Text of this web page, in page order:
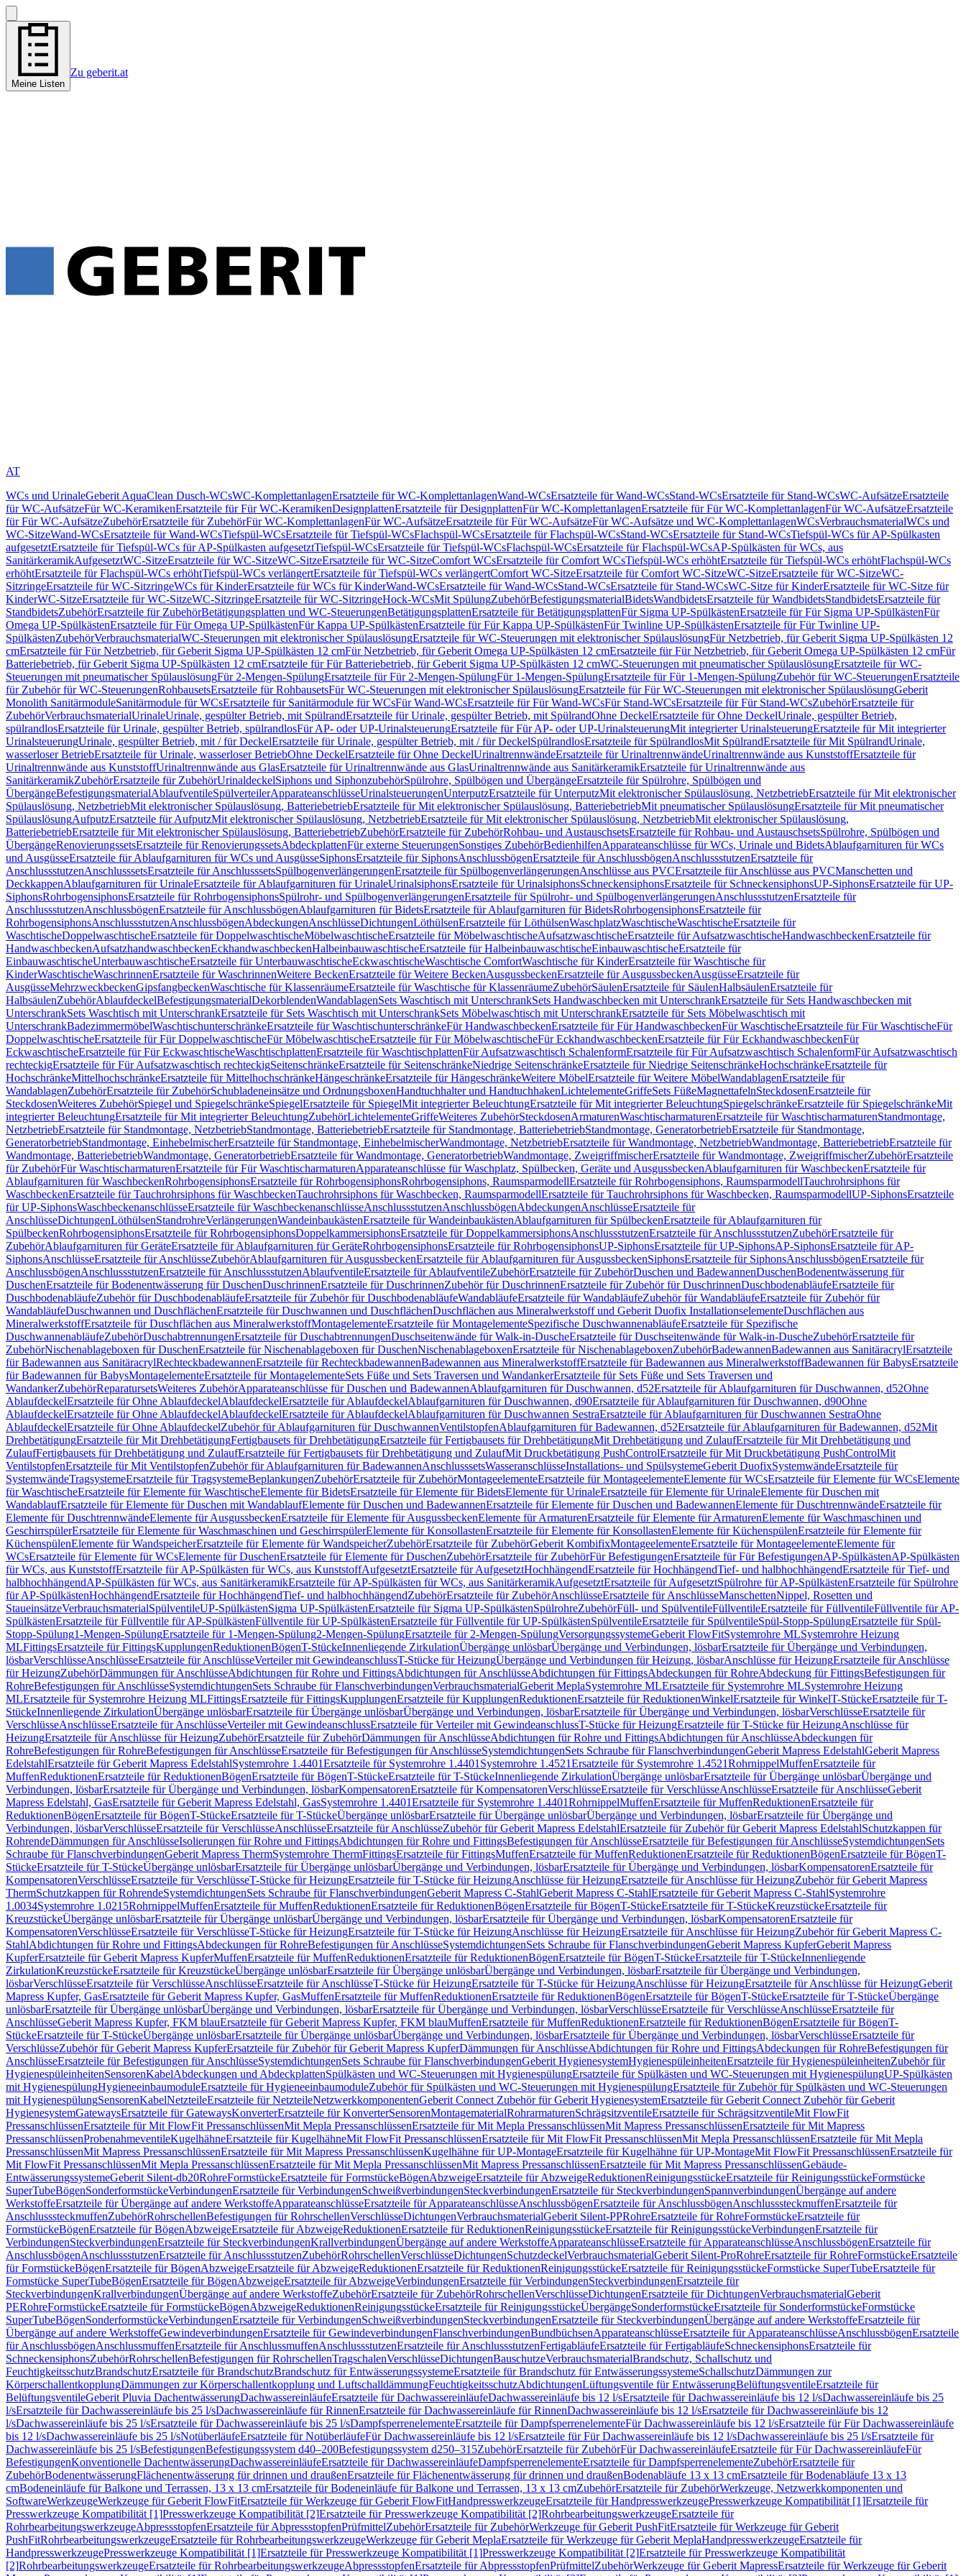
Meine Listen
Zu geberit.at
AT
WCs und UrinaleGeberit AquaClean Dusch-WCsWC-KomplettanlagenErsatzteile für WC-KomplettanlagenWand-WCsErsatzteile für Wand-WCsStand-WCsErsatzteile für Stand-WCsWC-AufsätzeErsatzteile
für WC-AufsätzeFür WC-KeramikenErsatzteile für Für WC-KeramikenDesignplattenErsatzteile für DesignplattenFür WC-KomplettanlagenErsatzteile für Für WC-KomplettanlagenFür WC-AufsätzeErsatzteile
für Für WC-AufsätzeZubehörErsatzteile für ZubehörFür WC-KomplettanlagenFür WC-AufsätzeErsatzteile für Für WC-AufsätzeFür WC-Aufsätze und WC-KomplettanlagenWCsVerbrauchsmaterialWCs und
WC-SitzeWand-WCsErsatzteile für Wand-WCsTiefspül-WCsErsatzteile für Tiefspül-WCsFlachspül-WCsErsatzteile für Flachspül-WCsStand-WCsErsatzteile für Stand-WCsTiefspül-WCs für AP-Spülkasten
aufgesetztErsatzteile für Tiefspül-WCs für AP-Spülkasten aufgesetztTiefspül-WCsErsatzteile für Tiefspül-WCsFlachspül-WCsErsatzteile für Flachspül-WCsAP-Spülkästen für WCs, aus
SanitärkeramikAufgesetztWC-SitzeErsatzteile für WC-SitzeWC-SitzeErsatzteile für WC-SitzeComfort WCsErsatzteile für Comfort WCsTiefspül-WCs erhöhtErsatzteile für Tiefspül-WCs erhöhtFlachspül-WCs
erhöhtErsatzteile für Flachspül-WCs erhöhtTiefspül-WCs verlängertErsatzteile für Tiefspül-WCs verlängertComfort WC-SitzeErsatzteile für Comfort WC-SitzeWC-SitzeErsatzteile für WC-SitzeWC-
SitzringeErsatzteile für WC-SitzringeWCs für KinderErsatzteile für WCs für KinderWand-WCsErsatzteile für Wand-WCsStand-WCsErsatzteile für Stand-WCsWC-Sitze für KinderErsatzteile für WC-Sitze für
KinderWC-SitzeErsatzteile für WC-SitzeWC-SitzringeErsatzteile für WC-SitzringeHock-WCsMit SpülungZubehörBefestigungsmaterialBidetsWandbidetsErsatzteile für WandbidetsStandbidetsErsatzteile für
StandbidetsZubehörErsatzteile für ZubehörBetätigungsplatten und WC-SteuerungenBetätigungsplattenErsatzteile für BetätigungsplattenFür Sigma UP-SpülkästenErsatzteile für Für Sigma UP-SpülkästenFür
Omega UP-SpülkästenErsatzteile für Für Omega UP-SpülkästenFür Kappa UP-SpülkästenErsatzteile für Für Kappa UP-SpülkästenFür Twinline UP-SpülkästenErsatzteile für Für Twinline UP-
SpülkästenZubehörVerbrauchsmaterialWC-Steuerungen mit elektronischer SpülauslösungErsatzteile für WC-Steuerungen mit elektronischer SpülauslösungFür Netzbetrieb, für Geberit Sigma UP-Spülkästen 12
cmErsatzteile für Für Netzbetrieb, für Geberit Sigma UP-Spülkästen 12 cmFür Netzbetrieb, für Geberit Omega UP-Spülkästen 12 cmErsatzteile für Für Netzbetrieb, für Geberit Omega UP-Spülkästen 12 cmFür
Batteriebetrieb, für Geberit Sigma UP-Spülkästen 12 cmErsatzteile für Für Batteriebetrieb, für Geberit Sigma UP-Spülkästen 12 cmWC-Steuerungen mit pneumatischer SpülauslösungErsatzteile für WC-
Steuerungen mit pneumatischer SpülauslösungFür 2-Mengen-SpülungErsatzteile für Für 2-Mengen-SpülungFür 1-Mengen-SpülungErsatzteile für Für 1-Mengen-SpülungZubehör für WC-SteuerungenErsatzteile
für Zubehör für WC-SteuerungenRohbausetsErsatzteile für RohbausetsFür WC-Steuerungen mit elektronischer SpülauslösungErsatzteile für Für WC-Steuerungen mit elektronischer SpülauslösungGeberit
Monolith SanitärmoduleSanitärmodule für WCsErsatzteile für Sanitärmodule für WCsFür Wand-WCsErsatzteile für Für Wand-WCsFür Stand-WCsErsatzteile für Für Stand-WCsZubehörErsatzteile für
ZubehörVerbrauchsmaterialUrinaleUrinale, gespülter Betrieb, mit SpülrandErsatzteile für Urinale, gespülter Betrieb, mit SpülrandOhne DeckelErsatzteile für Ohne DeckelUrinale, gespülter Betrieb,
spülrandlosErsatzteile für Urinale, gespülter Betrieb, spülrandlosFür AP- oder UP-UrinalsteuerungErsatzteile für Für AP- oder UP-UrinalsteuerungMit integrierter UrinalsteuerungErsatzteile für Mit integrierter
UrinalsteuerungUrinale, gespülter Betrieb, mit / für DeckelErsatzteile für Urinale, gespülter Betrieb, mit / für DeckelSpülrandlosErsatzteile für SpülrandlosMit SpülrandErsatzteile für Mit SpülrandUrinale,
wasserloser BetriebErsatzteile für Urinale, wasserloser BetriebOhne DeckelErsatzteile für Ohne DeckelUrinaltrennwändeErsatzteile für UrinaltrennwändeUrinaltrennwände aus KunststoffErsatzteile für
Urinaltrennwände aus KunststoffUrinaltrennwände aus GlasErsatzteile für Urinaltrennwände aus GlasUrinaltrennwände aus SanitärkeramikErsatzteile für Urinaltrennwände aus
SanitärkeramikZubehörErsatzteile für ZubehörUrinaldeckelSiphons und SiphonzubehörSpülrohre, Spülbögen und ÜbergängeErsatzteile für Spülrohre, Spülbögen und
ÜbergängeBefestigungsmaterialAblaufventileSpülverteilerApparateanschlüsseUrinalsteuerungenUnterputzErsatzteile für UnterputzMit elektronischer Spülauslösung, NetzbetriebErsatzteile für Mit elektronischer
Spülauslösung, NetzbetriebMit elektronischer Spülauslösung, BatteriebetriebErsatzteile für Mit elektronischer Spülauslösung, BatteriebetriebMit pneumatischer SpülauslösungErsatzteile für Mit pneumatischer
SpülauslösungAufputzErsatzteile für AufputzMit elektronischer Spülauslösung, NetzbetriebErsatzteile für Mit elektronischer Spülauslösung, NetzbetriebMit elektronischer Spülauslösung,
BatteriebetriebErsatzteile für Mit elektronischer Spülauslösung, BatteriebetriebZubehörErsatzteile für ZubehörRohbau- und AustauschsetsErsatzteile für Rohbau- und AustauschsetsSpülrohre, Spülbögen und
ÜbergängeRenovierungssetsErsatzteile für RenovierungssetsAbdeckplattenFür externe SteuerungenSonstiges ZubehörBedienhilfenApparateanschlüsse für WCs, Urinale und BidetsAblaufgarnituren für WCs
und AusgüsseErsatzteile für Ablaufgarnituren für WCs und AusgüsseSiphonsErsatzteile für SiphonsAnschlussbögenErsatzteile für AnschlussbögenAnschlussstutzenErsatzteile für
AnschlussstutzenAnschlusssetsErsatzteile für AnschlusssetsSpülbogenverlängerungenErsatzteile für SpülbogenverlängerungenAnschlüsse aus PVCErsatzteile für Anschlüsse aus PVCManschetten und
DeckkappenAblaufgarnituren für UrinaleErsatzteile für Ablaufgarnituren für UrinaleUrinalsiphonsErsatzteile für UrinalsiphonsSchneckensiphonsErsatzteile für SchneckensiphonsUP-SiphonsErsatzteile für UP-
SiphonsRohrbogensiphonsErsatzteile für RohrbogensiphonsSpülrohr- und SpülbogenverlängerungenErsatzteile für Spülrohr- und SpülbogenverlängerungenAnschlussstutzenErsatzteile für
AnschlussstutzenAnschlussbögenErsatzteile für AnschlussbögenAblaufgarnituren für BidetsErsatzteile für Ablaufgarnituren für BidetsRohrbogensiphonsErsatzteile für
RohrbogensiphonsAnschlussstutzenAnschlussbögenAbdeckungenAnschlüsseDichtungenLöthülsenErsatzteile für LöthülsenWaschplatzWaschtischeWaschtischeErsatzteile für
WaschtischeDoppelwaschtischeErsatzteile für DoppelwaschtischeMöbelwaschtischeErsatzteile für MöbelwaschtischeAufsatzwaschtischeErsatzteile für AufsatzwaschtischeHandwaschbeckenErsatzteile für
HandwaschbeckenAufsatzhandwaschbeckenEckhandwaschbeckenHalbeinbauwaschtischeErsatzteile für HalbeinbauwaschtischeEinbauwaschtischeErsatzteile für
EinbauwaschtischeUnterbauwaschtischeErsatzteile für UnterbauwaschtischeEckwaschtischeWaschtische ComfortWaschtische für KinderErsatzteile für Waschtische für
KinderWaschtischeWaschrinnenErsatzteile für WaschrinnenWeitere BeckenErsatzteile für Weitere BeckenAusgussbeckenErsatzteile für AusgussbeckenAusgüsseErsatzteile für
AusgüsseMehrzweckbeckenGipsfangbeckenWaschtische für KlassenräumeErsatzteile für Waschtische für KlassenräumeZubehörSäulenErsatzteile für SäulenHalbsäulenErsatzteile für
HalbsäulenZubehörAblaufdeckelBefestigungsmaterialDekorblendenWandablagenSets Waschtisch mit UnterschrankSets Handwaschbecken mit UnterschrankErsatzteile für Sets Handwaschbecken mit
UnterschrankSets Waschtisch mit UnterschrankErsatzteile für Sets Waschtisch mit UnterschrankSets Möbelwaschtisch mit UnterschrankErsatzteile für Sets Möbelwaschtisch mit
UnterschrankBadezimmermöbelWaschtischunterschränkeErsatzteile für WaschtischunterschränkeFür HandwaschbeckenErsatzteile für Für HandwaschbeckenFür WaschtischeErsatzteile für Für WaschtischeFür
DoppelwaschtischeErsatzteile für Für DoppelwaschtischeFür MöbelwaschtischeErsatzteile für Für MöbelwaschtischeFür EckhandwaschbeckenErsatzteile für Für EckhandwaschbeckenFür
EckwaschtischeErsatzteile für Für EckwaschtischeWaschtischplattenErsatzteile für WaschtischplattenFür Aufsatzwaschtisch SchalenformErsatzteile für Für Aufsatzwaschtisch SchalenformFür Aufsatzwaschtisch
rechteckigErsatzteile für Für Aufsatzwaschtisch rechteckigSeitenschränkeErsatzteile für SeitenschränkeNiedrige SeitenschränkeErsatzteile für Niedrige SeitenschränkeHochschränkeErsatzteile für
HochschränkeMittelhochschränkeErsatzteile für MittelhochschränkeHängeschränkeErsatzteile für HängeschränkeWeitere MöbelErsatzteile für Weitere MöbelWandablagenErsatzteile für
WandablagenZubehörErsatzteile für ZubehörSchubladeneinsätze und OrdnungsboxenHandtuchhalter und HandtuchhakenLichtelementeGriffeSets FüßeMagnettafelnSteckdosenErsatzteile für
SteckdosenWeiteres ZubehörSpiegel und SpiegelschränkeSpiegelErsatzteile für SpiegelMit integrierter BeleuchtungErsatzteile für Mit integrierter BeleuchtungSpiegelschränkeErsatzteile für SpiegelschränkeMit
integrierter BeleuchtungErsatzteile für Mit integrierter BeleuchtungZubehörLichtelementeGriffeWeiteres ZubehörSteckdosenArmaturenWaschtischarmaturenErsatzteile für WaschtischarmaturenStandmontage,
NetzbetriebErsatzteile für Standmontage, NetzbetriebStandmontage, BatteriebetriebErsatzteile für Standmontage, BatteriebetriebStandmontage, GeneratorbetriebErsatzteile für Standmontage,
GeneratorbetriebStandmontage, EinhebelmischerErsatzteile für Standmontage, EinhebelmischerWandmontage, NetzbetriebErsatzteile für Wandmontage, NetzbetriebWandmontage, BatteriebetriebErsatzteile für
Wandmontage, BatteriebetriebWandmontage, GeneratorbetriebErsatzteile für Wandmontage, GeneratorbetriebWandmontage, ZweigriffmischerErsatzteile für Wandmontage, ZweigriffmischerZubehörErsatzteile
für ZubehörFür WaschtischarmaturenErsatzteile für Für WaschtischarmaturenApparateanschlüsse für Waschplatz, Spülbecken, Geräte und AusgussbeckenAblaufgarnituren für WaschbeckenErsatzteile für
Ablaufgarnituren für WaschbeckenRohrbogensiphonsErsatzteile für RohrbogensiphonsRohrbogensiphons, RaumsparmodellErsatzteile für Rohrbogensiphons, RaumsparmodellTauchrohrsiphons für
WaschbeckenErsatzteile für Tauchrohrsiphons für WaschbeckenTauchrohrsiphons für Waschbecken, RaumsparmodellErsatzteile für Tauchrohrsiphons für Waschbecken, RaumsparmodellUP-SiphonsErsatzteile
für UP-SiphonsWaschbeckenanschlüsseErsatzteile für WaschbeckenanschlüsseAnschlussstutzenAnschlussbögenAbdeckungenAnschlüsseErsatzteile für
AnschlüsseDichtungenLöthülsenStandrohreVerlängerungenWandeinbaukästenErsatzteile für WandeinbaukästenAblaufgarnituren für SpülbeckenErsatzteile für Ablaufgarnituren für
SpülbeckenRohrbogensiphonsErsatzteile für RohrbogensiphonsDoppelkammersiphonsErsatzteile für DoppelkammersiphonsAnschlussstutzenErsatzteile für AnschlussstutzenZubehörErsatzteile für
ZubehörAblaufgarnituren für GeräteErsatzteile für Ablaufgarnituren für GeräteRohrbogensiphonsErsatzteile für RohrbogensiphonsUP-SiphonsErsatzteile für UP-SiphonsAP-SiphonsErsatzteile für AP-
SiphonsAnschlüsseErsatzteile für AnschlüsseZubehörAblaufgarnituren für AusgussbeckenErsatzteile für Ablaufgarnituren für AusgussbeckenSiphonsErsatzteile für SiphonsAnschlussbögenErsatzteile für
AnschlussbögenAnschlussstutzenErsatzteile für AnschlussstutzenAblaufventileErsatzteile für AblaufventileZubehörErsatzteile für ZubehörDuschen und BadewannenDuschenBodenentwässerung für
DuschenErsatzteile für Bodenentwässerung für DuschenDuschrinnenErsatzteile für DuschrinnenZubehör für DuschrinnenErsatzteile für Zubehör für DuschrinnenDuschbodenabläufeErsatzteile für
DuschbodenabläufeZubehör für DuschbodenabläufeErsatzteile für Zubehör für DuschbodenabläufeWandabläufeErsatzteile für WandabläufeZubehör für WandabläufeErsatzteile für Zubehör für
WandabläufeDuschwannen und DuschflächenErsatzteile für Duschwannen und DuschflächenDuschflächen aus Mineralwerkstoff und Geberit Duofix InstallationselementeDuschflächen aus
MineralwerkstoffErsatzteile für Duschflächen aus MineralwerkstoffMontagelementeErsatzteile für MontagelementeSpezifische DuschwannenabläufeErsatzteile für Spezifische
DuschwannenabläufeZubehörDuschabtrennungenErsatzteile für DuschabtrennungenDuschseitenwände für Walk-in-DuscheErsatzteile für Duschseitenwände für Walk-in-DuscheZubehörErsatzteile für
ZubehörNischenablageboxen für DuschenErsatzteile für Nischenablageboxen für DuschenNischenablageboxenErsatzteile für NischenablageboxenZubehörBadewannenBadewannen aus SanitäracrylErsatzteile
für Badewannen aus SanitäracrylRechteckbadewannenErsatzteile für RechteckbadewannenBadewannen aus MineralwerkstoffErsatzteile für Badewannen aus MineralwerkstoffBadewannen für BabysErsatzteile
für Badewannen für BabysMontagelementeErsatzteile für MontagelementeSets Füße und Sets Traversen und WandankerErsatzteile für Sets Füße und Sets Traversen und
WandankerZubehörReparatursetsWeiteres ZubehörApparateanschlüsse für Duschen und BadewannenAblaufgarnituren für Duschwannen, d52Ersatzteile für Ablaufgarnituren für Duschwannen, d52Ohne
AblaufdeckelErsatzteile für Ohne AblaufdeckelAblaufdeckelErsatzteile für AblaufdeckelAblaufgarnituren für Duschwannen, d90Ersatzteile für Ablaufgarnituren für Duschwannen, d90Ohne
AblaufdeckelErsatzteile für Ohne AblaufdeckelAblaufdeckelErsatzteile für AblaufdeckelAblaufgarnituren für Duschwannen SestraErsatzteile für Ablaufgarnituren für Duschwannen SestraOhne
AblaufdeckelErsatzteile für Ohne AblaufdeckelZubehör für Ablaufgarnituren für DuschwannenVentilstopfenAblaufgarnituren für Badewannen, d52Ersatzteile für Ablaufgarnituren für Badewannen, d52Mit
DrehbetätigungErsatzteile für Mit DrehbetätigungFertigbausets für DrehbetätigungErsatzteile für Fertigbausets für DrehbetätigungMit Drehbetätigung und ZulaufErsatzteile für Mit Drehbetätigung und
ZulaufFertigbausets für Drehbetätigung und ZulaufErsatzteile für Fertigbausets für Drehbetätigung und ZulaufMit Druckbetätigung PushControlErsatzteile für Mit Druckbetätigung PushControlMit
VentilstopfenErsatzteile für Mit VentilstopfenZubehör für Ablaufgarnituren für BadewannenAnschlusssetsWasseranschlüsseInstallations- und SpülsystemeGeberit DuofixSystemwändeErsatzteile für
SystemwändeTragsystemeErsatzteile für TragsystemeBeplankungenZubehörErsatzteile für ZubehörMontageelementeErsatzteile für MontageelementeElemente für WCsErsatzteile für Elemente für WCsElemente
für WaschtischeErsatzteile für Elemente für WaschtischeElemente für BidetsErsatzteile für Elemente für BidetsElemente für UrinaleErsatzteile für Elemente für UrinaleElemente für Duschen mit
WandablaufErsatzteile für Elemente für Duschen mit WandablaufElemente für Duschen und BadewannenErsatzteile für Elemente für Duschen und BadewannenElemente für DuschtrennwändeErsatzteile für
Elemente für DuschtrennwändeElemente für AusgussbeckenErsatzteile für Elemente für AusgussbeckenElemente für ArmaturenErsatzteile für Elemente für ArmaturenElemente für Waschmaschinen und
GeschirrspülerErsatzteile für Elemente für Waschmaschinen und GeschirrspülerElemente für KonsollastenErsatzteile für Elemente für KonsollastenElemente für KüchenspülenErsatzteile für Elemente für
KüchenspülenElemente für WandspeicherErsatzteile für Elemente für WandspeicherZubehörErsatzteile für ZubehörGeberit KombifixMontageelementeErsatzteile für MontageelementeElemente für
WCsErsatzteile für Elemente für WCsElemente für DuschenErsatzteile für Elemente für DuschenZubehörErsatzteile für ZubehörFür BefestigungenErsatzteile für Für BefestigungenAP-SpülkästenAP-Spülkästen
für WCs, aus KunststoffErsatzteile für AP-Spülkästen für WCs, aus KunststoffAufgesetztErsatzteile für AufgesetztHochhängendErsatzteile für HochhängendTief- und halbhochhängendErsatzteile für Tief- und
halbhochhängendAP-Spülkästen für WCs, aus SanitärkeramikErsatzteile für AP-Spülkästen für WCs, aus SanitärkeramikAufgesetztErsatzteile für AufgesetztSpülrohre für AP-SpülkästenErsatzteile für Spülrohre
für AP-SpülkästenHochhängendErsatzteile für HochhängendTief- und halbhochhängendZubehörErsatzteile für ZubehörAnschlüsseErsatzteile für AnschlüsseManschettenNippel, Rosetten und
StaueinsätzeVerbrauchsmaterialSpülventileUP-SpülkästenSigma UP-SpülkästenErsatzteile für Sigma UP-SpülkästenSpülrohreZubehörFüll- und SpülventileFüllventileErsatzteile für FüllventileFüllventile für AP-
SpülkästenErsatzteile für Füllventile für AP-SpülkästenFüllventile für UP-SpülkästenErsatzteile für Füllventile für UP-SpülkästenSpülventileErsatzteile für SpülventileSpül-Stopp-SpülungErsatzteile für Spül-
Stopp-Spülung1-Mengen-SpülungErsatzteile für 1-Mengen-Spülung2-Mengen-SpülungErsatzteile für 2-Mengen-SpülungVersorgungssystemeGeberit FlowFitSystemrohre MLSystemrohre Heizung
MLFittingsErsatzteile für FittingsKupplungenReduktionenBögenT-StückeInnenliegende ZirkulationÜbergänge unlösbarÜbergänge und Verbindungen, lösbarErsatzteile für Übergänge und Verbindungen,
lösbarVerschlüsseAnschlüsseErsatzteile für AnschlüsseVerteiler mit GewindeanschlussT-Stücke für HeizungÜbergänge und Verbindungen für Heizung, lösbarAnschlüsse für HeizungErsatzteile für Anschlüsse
für HeizungZubehörDämmungen für AnschlüsseAbdichtungen für Rohre und FittingsAbdichtungen für AnschlüsseAbdichtungen für FittingsAbdeckungen für RohreAbdeckung für FittingsBefestigungen für
RohreBefestigungen für AnschlüsseSystemdichtungenSets Schraube für FlanschverbindungenVerbrauchsmaterialGeberit MeplaSystemrohre MLErsatzteile für Systemrohre MLSystemrohre Heizung
MLErsatzteile für Systemrohre Heizung MLFittingsErsatzteile für FittingsKupplungenErsatzteile für KupplungenReduktionenErsatzteile für ReduktionenWinkelErsatzteile für WinkelT-StückeErsatzteile für T-
StückeInnenliegende ZirkulationÜbergänge unlösbarErsatzteile für Übergänge unlösbarÜbergänge und Verbindungen, lösbarErsatzteile für Übergänge und Verbindungen, lösbarVerschlüsseErsatzteile für
VerschlüsseAnschlüsseErsatzteile für AnschlüsseVerteiler mit GewindeanschlussErsatzteile für Verteiler mit GewindeanschlussT-Stücke für HeizungErsatzteile für T-Stücke für HeizungAnschlüsse für
HeizungErsatzteile für Anschlüsse für HeizungZubehörErsatzteile für ZubehörDämmungen für AnschlüsseAbdichtungen für Rohre und FittingsAbdichtungen für AnschlüsseAbdeckungen für
RohreBefestigungen für RohreBefestigungen für AnschlüsseErsatzteile für Befestigungen für AnschlüsseSystemdichtungenSets Schraube für FlanschverbindungenGeberit Mapress EdelstahlGeberit Mapress
EdelstahlErsatzteile für Geberit Mapress EdelstahlSystemrohre 1.4401Ersatzteile für Systemrohre 1.4401 Systemrohre 1.4521Ersatzteile für Systemrohre 1.4521RohrnippelMuffenErsatzteile für
MuffenReduktionenErsatzteile für ReduktionenBögenErsatzteile für BögenT-StückeErsatzteile für T-StückeInnenliegende ZirkulationÜbergänge unlösbarErsatzteile für Übergänge unlösbarÜbergänge und
Verbindungen, lösbarErsatzteile für Übergänge und Verbindungen, lösbarKompensatorenErsatzteile für KompensatorenVerschlüsseErsatzteile für VerschlüsseAnschlüsseErsatzteile für AnschlüsseGeberit
Mapress Edelstahl, GasErsatzteile für Geberit Mapress Edelstahl, GasSystemrohre 1.4401Ersatzteile für Systemrohre 1.4401RohrnippelMuffenErsatzteile für MuffenReduktionenErsatzteile für
ReduktionenBögenErsatzteile für BögenT-StückeErsatzteile für T-StückeÜbergänge unlösbarErsatzteile für Übergänge unlösbarÜbergänge und Verbindungen, lösbarErsatzteile für Übergänge und
Verbindungen, lösbarVerschlüsseErsatzteile für VerschlüsseAnschlüsseErsatzteile für AnschlüsseZubehör für Geberit Mapress EdelstahlErsatzteile für Zubehör für Geberit Mapress EdelstahlSchutzkappen für
RohrendeDämmungen für AnschlüsseIsolierungen für Rohre und FittingsAbdichtungen für Rohre und FittingsBefestigungen für AnschlüsseErsatzteile für Befestigungen für AnschlüsseSystemdichtungenSets
Schraube für FlanschverbindungenGeberit Mapress ThermSystemrohre ThermFittingsErsatzteile für FittingsMuffenErsatzteile für MuffenReduktionenErsatzteile für ReduktionenBögenErsatzteile für BögenT-
StückeErsatzteile für T-StückeÜbergänge unlösbarErsatzteile für Übergänge unlösbarÜbergänge und Verbindungen, lösbarErsatzteile für Übergänge und Verbindungen, lösbarKompensatorenErsatzteile für
KompensatorenVerschlüsseErsatzteile für VerschlüsseT-Stücke für HeizungErsatzteile für T-Stücke für HeizungAnschlüsse für HeizungErsatzteile für Anschlüsse für HeizungZubehör für Geberit Mapress
ThermSchutzkappen für RohrendeSystemdichtungenSets Schraube für FlanschverbindungenGeberit Mapress C-StahlGeberit Mapress C-StahlErsatzteile für Geberit Mapress C-StahlSystemrohre
1.0034Systemrohre 1.0215RohrnippelMuffenErsatzteile für MuffenReduktionenErsatzteile für ReduktionenBögenErsatzteile für BögenT-StückeErsatzteile für T-StückeKreuzstückeErsatzteile für
KreuzstückeÜbergänge unlösbarErsatzteile für Übergänge unlösbarÜbergänge und Verbindungen, lösbarErsatzteile für Übergänge und Verbindungen, lösbarKompensatorenErsatzteile für
KompensatorenVerschlüsseErsatzteile für VerschlüsseT-Stücke für HeizungErsatzteile für T-Stücke für HeizungAnschlüsse für HeizungErsatzteile für Anschlüsse für HeizungZubehör für Geberit Mapress C-
StahlAbdichtungen für Rohre und FittingsAbdeckungen für RohreBefestigungen für AnschlüsseSystemdichtungenSets Schraube für FlanschverbindungenGeberit Mapress KupferGeberit Mapress
KupferErsatzteile für Geberit Mapress KupferMuffenErsatzteile für MuffenReduktionenErsatzteile für ReduktionenBögenErsatzteile für BögenT-StückeErsatzteile für T-StückeInnenliegende
ZirkulationKreuzstückeErsatzteile für KreuzstückeÜbergänge unlösbarErsatzteile für Übergänge unlösbarÜbergänge und Verbindungen, lösbarErsatzteile für Übergänge und Verbindungen,
lösbarVerschlüsseErsatzteile für VerschlüsseAnschlüsseErsatzteile für AnschlüsseT-Stücke für HeizungErsatzteile für T-Stücke für HeizungAnschlüsse für HeizungErsatzteile für Anschlüsse für HeizungGeberit
Mapress Kupfer, GasErsatzteile für Geberit Mapress Kupfer, GasMuffenErsatzteile für MuffenReduktionenErsatzteile für ReduktionenBögenErsatzteile für BögenT-StückeErsatzteile für T-StückeÜbergänge
unlösbarErsatzteile für Übergänge unlösbarÜbergänge und Verbindungen, lösbarErsatzteile für Übergänge und Verbindungen, lösbarVerschlüsseErsatzteile für VerschlüsseAnschlüsseErsatzteile für
AnschlüsseGeberit Mapress Kupfer, FKM blauErsatzteile für Geberit Mapress Kupfer, FKM blauMuffenErsatzteile für MuffenReduktionenErsatzteile für ReduktionenBögenErsatzteile für BögenT-
StückeErsatzteile für T-StückeÜbergänge unlösbarErsatzteile für Übergänge unlösbarÜbergänge und Verbindungen, lösbarErsatzteile für Übergänge und Verbindungen, lösbarVerschlüsseErsatzteile für
VerschlüsseZubehör für Geberit Mapress KupferErsatzteile für Zubehör für Geberit Mapress KupferDämmungen für AnschlüsseAbdichtungen für Rohre und FittingsAbdeckungen für RohreBefestigungen für
AnschlüsseErsatzteile für Befestigungen für AnschlüsseSystemdichtungenSets Schraube für FlanschverbindungenGeberit HygienesystemHygienespüleinheitenErsatzteile für HygienespüleinheitenZubehör für
HygienespüleinheitenSensorenKabelAbdeckungen und AbdeckplattenSpülkästen und WC-Steuerungen mit HygienespülungErsatzteile für Spülkästen und WC-Steuerungen mit HygienespülungUP-Spülkästen
mit HygienespülungHygieneeinbaumoduleErsatzteile für HygieneeinbaumoduleZubehör für Spülkästen und WC-Steuerungen mit HygienespülungErsatzteile für Zubehör für Spülkästen und WC-Steuerungen
mit HygienespülungSensorenKabelNetzteileErsatzteile für NetzteileNetzwerkkomponentenGeberit Connect Zubehör für Geberit HygienesystemErsatzteile für Geberit Connect Zubehör für Geberit
HygienesystemGatewaysErsatzteile für GatewaysKonverterErsatzteile für KonverterSensorenMontagematerialRohrarmaturenSchrägsitzventileErsatzteile für SchrägsitzventileMit FlowFit
PressanschlüssenErsatzteile für Mit FlowFit PressanschlüssenMit Mepla PressanschlüssenErsatzteile für Mit Mepla PressanschlüssenMit Mapress PressanschlüssenErsatzteile für Mit Mapress
PressanschlüssenProbenahmeventileKugelhähneErsatzteile für KugelhähneMit FlowFit PressanschlüssenErsatzteile für Mit FlowFit PressanschlüssenMit Mepla PressanschlüssenErsatzteile für Mit Mepla
PressanschlüssenMit Mapress PressanschlüssenErsatzteile für Mit Mapress PressanschlüssenKugelhähne für UP-MontageErsatzteile für Kugelhähne für UP-MontageMit FlowFit PressanschlüssenErsatzteile für
Mit FlowFit PressanschlüssenMit Mepla PressanschlüssenErsatzteile für Mit Mepla PressanschlüssenMit Mapress PressanschlüssenErsatzteile für Mit Mapress PressanschlüssenGebäude-
EntwässerungssystemeGeberit Silent-db20RohreFormstückeErsatzteile für FormstückeBögenAbzweigeErsatzteile für AbzweigeReduktionenReinigungsstückeErsatzteile für ReinigungsstückeFormstücke
SuperTubeBögenSonderformstückeVerbindungenErsatzteile für VerbindungenSchweißverbindungenSteckverbindungenErsatzteile für SteckverbindungenSpannverbindungenÜbergänge auf andere
WerkstoffeErsatzteile für Übergänge auf andere WerkstoffeApparateanschlüsseErsatzteile für ApparateanschlüsseAnschlussbögenErsatzteile für AnschlussbögenAnschlusssteckmuffenErsatzteile für
AnschlusssteckmuffenZubehörRohrschellenBefestigungen für RohrschellenVerschlüsseDichtungenVerbrauchsmaterialGeberit Silent-PPRohreErsatzteile für RohreFormstückeErsatzteile für
FormstückeBögenErsatzteile für BögenAbzweigeErsatzteile für AbzweigeReduktionenErsatzteile für ReduktionenReinigungsstückeErsatzteile für ReinigungsstückeVerbindungenErsatzteile für
VerbindungenSteckverbindungenErsatzteile für SteckverbindungenKrallverbindungenÜbergänge auf andere WerkstoffeApparateanschlüsseErsatzteile für ApparateanschlüsseAnschlussbögenErsatzteile für
AnschlussbögenAnschlussstutzenErsatzteile für AnschlussstutzenZubehörRohrschellenVerschlüsseDichtungenSchutzdeckelVerbrauchsmaterialGeberit Silent-ProRohreErsatzteile für RohreFormstückeErsatzteile
für FormstückeBögenErsatzteile für BögenAbzweigeErsatzteile für AbzweigeReduktionenErsatzteile für ReduktionenReinigungsstückeErsatzteile für ReinigungsstückeFormstücke SuperTubeErsatzteile für
Formstücke SuperTubeBögenErsatzteile für BögenAbzweigeErsatzteile für AbzweigeVerbindungenErsatzteile für VerbindungenSteckverbindungenErsatzteile für
SteckverbindungenKrallverbindungenÜbergänge auf andere WerkstoffeZubehörErsatzteile für ZubehörRohrschellenVerschlüsseDichtungenErsatzteile für DichtungenVerbrauchsmaterialGeberit
PERohreFormstückeErsatzteile für FormstückeBögenAbzweigeReduktionenReinigungsstückeErsatzteile für ReinigungsstückeÜbergängeSonderformstückeErsatzteile für SonderformstückeFormstücke
SuperTubeBögenSonderformstückeVerbindungenErsatzteile für VerbindungenSchweißverbindungenSteckverbindungenErsatzteile für SteckverbindungenÜbergänge auf andere WerkstoffeErsatzteile für
Übergänge auf andere WerkstoffeGewindeverbindungenErsatzteile für GewindeverbindungenFlanschverbindungenBundbüchsenApparateanschlüsseErsatzteile für ApparateanschlüsseAnschlussbögenErsatzteile
für AnschlussbögenAnschlussmuffenErsatzteile für AnschlussmuffenAnschlussstutzenErsatzteile für AnschlussstutzenFertigabläufeErsatzteile für FertigabläufeSchneckensiphonsErsatzteile für
SchneckensiphonsZubehörRohrschellenBefestigungen für RohrschellenTragschalenVerschlüsseDichtungenBauschutzeVerbrauchsmaterialBrandschutz, Schallschutz und
FeuchtigkeitsschutzBrandschutzErsatzteile für BrandschutzBrandschutz für EntwässerungssystemeErsatzteile für Brandschutz für EntwässerungssystemeSchallschutzDämmungen zur
KörperschallentkopplungDämmungen zur Körperschallentkopplung und LuftschalldämmungFeuchtigkeitsschutzAbdichtungenLüftungsventile für EntwässerungBelüftungsventileErsatzteile für
BelüftungsventileGeberit Pluvia DachentwässerungDachwassereinläufeErsatzteile für DachwassereinläufeDachwassereinläufe bis 12 l/sErsatzteile für Dachwassereinläufe bis 12 l/sDachwassereinläufe bis 25
l/sErsatzteile für Dachwassereinläufe bis 25 l/sDachwassereinläufe für RinnenErsatzteile für Dachwassereinläufe für RinnenDachwassereinläufe bis 12 l/sErsatzteile für Dachwassereinläufe bis 12
l/sDachwassereinläufe bis 25 l/sErsatzteile für Dachwassereinläufe bis 25 l/sDampfsperrenelementeErsatzteile für DampfsperrenelementeFür Dachwassereinläufe bis 12 l/sErsatzteile für Für Dachwassereinläufe
bis 12 l/sDachwassereinläufe bis 25 l/sNotüberläufeErsatzteile für NotüberläufeFür Dachwassereinläufe bis 12 l/sErsatzteile für Für Dachwassereinläufe bis 12 l/sDachwassereinläufe bis 25 l/sErsatzteile für
Dachwassereinläufe bis 25 l/sBefestigungenBefestigungssystem d40–200Befestigungssystem d250–315ZubehörErsatzteile für ZubehörFür DachwassereinläufeErsatzteile für Für DachwassereinläufeFür
BefestigungenKonventionelle DachentwässerungDachwassereinläufeErsatzteile für DachwassereinläufeDampfsperrenelementeErsatzteile für DampfsperrenelementeZubehörErsatzteile für
ZubehörBodenentwässerungFlächenentwässerung für drinnen und draußenErsatzteile für Flächenentwässerung für drinnen und draußenBodenabläufe 13 x 13 cmErsatzteile für Bodenabläufe 13 x 13
cmBodeneinläufe für Balkone und Terrassen, 13 x 13 cmErsatzteile für Bodeneinläufe für Balkone und Terrassen, 13 x 13 cmZubehörErsatzteile für ZubehörWerkzeuge, Netzwerkkomponenten und
SoftwareWerkzeugeWerkzeuge für Geberit FlowFitErsatzteile für Werkzeuge für Geberit FlowFitHandpresswerkzeugeErsatzteile für HandpresswerkzeugePresswerkzeuge Kompatibilität [1]Ersatzteile für
Presswerkzeuge Kompatibilität [1]Presswerkzeuge Kompatibilität [2]Ersatzteile für Presswerkzeuge Kompatibilität [2]RohrbearbeitungswerkzeugeErsatzteile für
RohrbearbeitungswerkzeugeAbpressstopfenErsatzteile für AbpressstopfenPrüfmittelZubehörErsatzteile für ZubehörWerkzeuge für Geberit PushFitErsatzteile für Werkzeuge für Geberit
PushFitRohrbearbeitungswerkzeugeErsatzteile für RohrbearbeitungswerkzeugeWerkzeuge für Geberit MeplaErsatzteile für Werkzeuge für Geberit MeplaHandpresswerkzeugeErsatzteile für
HandpresswerkzeugePresswerkzeuge Kompatibilität [1]Ersatzteile für Presswerkzeuge Kompatibilität [1]Presswerkzeuge Kompatibilität [2]Ersatzteile für Presswerkzeuge Kompatibilität
[2]RohrbearbeitungswerkzeugeErsatzteile für RohrbearbeitungswerkzeugeAbpressstopfenErsatzteile für AbpressstopfenPrüfmittelZubehörWerkzeuge für Geberit MapressErsatzteile für Werkzeuge für Geberit